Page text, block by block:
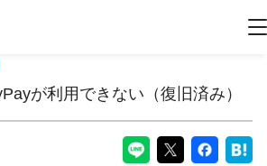
が利用できない（復旧済み）